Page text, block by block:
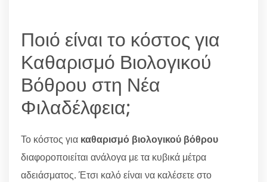
Ποιό είναι το κόστος για
Καθαρισμό Βιολογικού
Βόθρου στη Νέα
Φιλαδέλφεια;
Το κόστος για καθαρισμό βιολογικού βόθρου
διαφοροποιείται ανάλογα με τα κυβικά μέτρα
αδειάσματος. Έτσι καλό είναι να καλέσετε στο